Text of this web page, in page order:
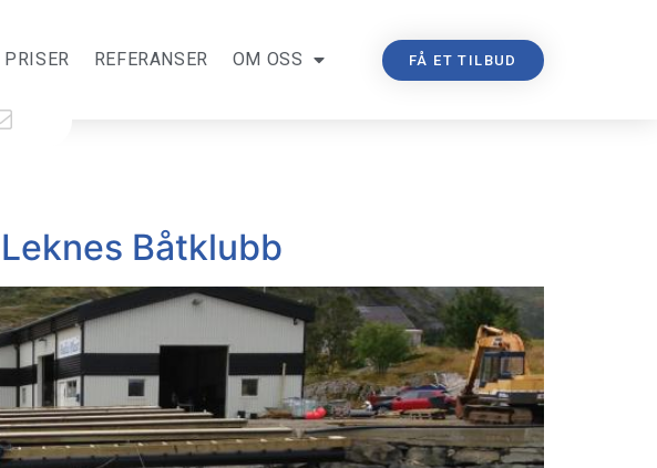
PRISER REFERANSER OM OSS FÅ ET TILBUD
Båtklubb